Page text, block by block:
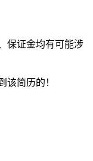
保证金均有可能涉
该简历的！